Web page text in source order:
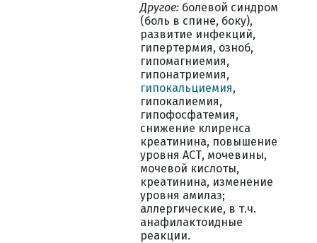
Другое: болевой синдром
(боль в спине, боку),
развитие инфекций,
гипертермия, озноб,
гипомагниемия,
гипонатриемия,
гипокальциемия,
гипокалиемия,
гипофосфатемия,
снижение клиренса
креатинина, повышение
уровня АСТ, мочевины,
мочевой кислоты,
креатинина, изменение
уровня амилаз;
аллергические, в т.ч.
анафилактоидные
реакции.